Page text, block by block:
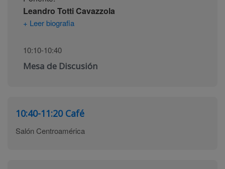
Leandro Totti Cavazzola
+ Leer biografia
10:10-10:40
Mesa de Discusión
10:40-11:20 Café
Salón Centroamérica